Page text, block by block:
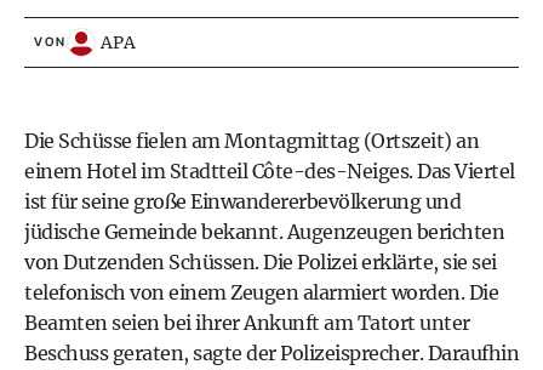
VON APA
Die Schüsse fielen am Montagmittag (Ortszeit) an
einem Hotel im Stadtteil Côte-des-Neiges. Das Viertel
ist für seine große Einwandererbevölkerung und
jüdische Gemeinde bekannt. Augenzeugen berichten
von Dutzenden Schüssen. Die Polizei erklärte, sie sei
telefonisch von einem Zeugen alarmiert worden. Die
Beamten seien bei ihrer Ankunft am Tatort unter
Beschuss geraten, sagte der Polizeisprecher. Daraufhin